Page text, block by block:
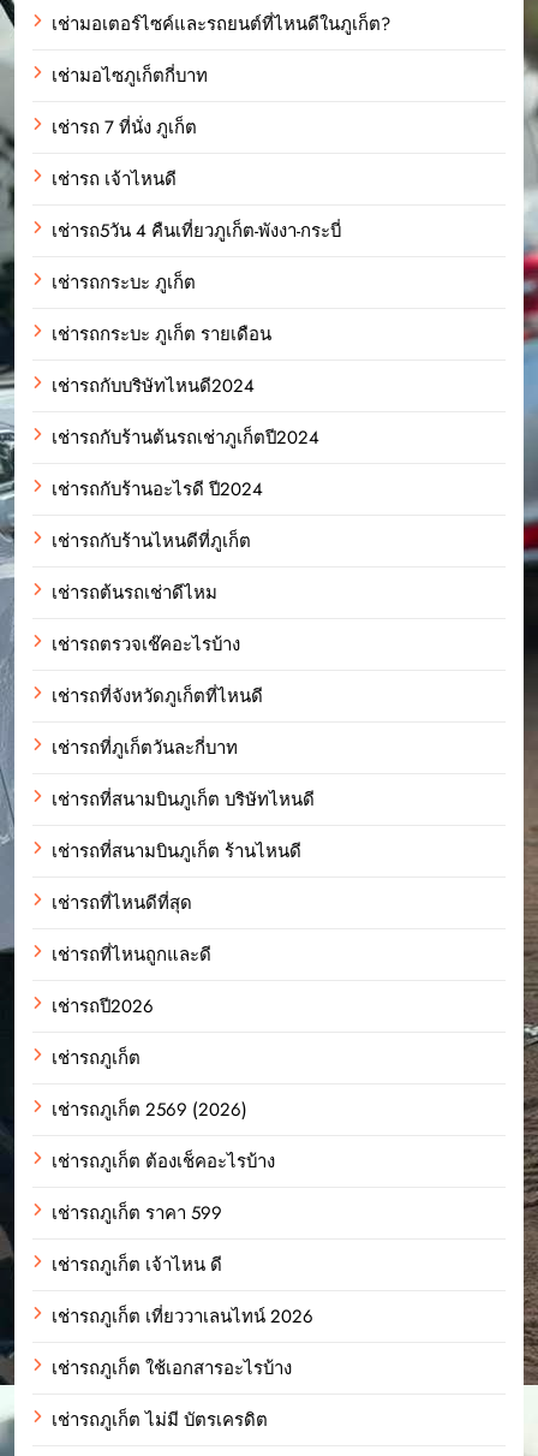
เช่ามอเตอร์ไซค์และรถยนต์ที่ไหนดีในภูเก็ต?
เช่ามอไซภูเก็ตกี่บาท
เช่ารถ 7 ที่นั่ง ภูเก็ต
เช่ารถ เจ้าไหนดี
เช่ารถ5วัน 4 คืนเที่ยวภูเก็ต-พังงา-กระบี่
เช่ารถกระบะ ภูเก็ต
เช่ารถกระบะ ภูเก็ต รายเดือน
เช่ารถกับบริษัทไหนดี2024
เช่ารถกับร้านต้นรถเช่าภูเก็ตปี2024
เช่ารถกับร้านอะไรดี ปี2024
เช่ารถกับร้านไหนดีที่ภูเก็ต
เช่ารถต้นรถเช่าดีไหม
เช่ารถตรวจเช๊คอะไรบ้าง
เช่ารถที่จังหวัดภูเก็ตที่ไหนดี
เช่ารถที่ภูเก็ตวันละกี่บาท
เช่ารถที่สนามบินภูเก็ต บริษัทไหนดี
เช่ารถที่สนามบินภูเก็ต ร้านไหนดี
เช่ารถที่ไหนดีที่สุด
เช่ารถที่ไหนถูกและดี
เช่ารถปี2026
เช่ารถภูเก็ต
เช่ารถภูเก็ต 2569 (2026)
เช่ารถภูเก็ต ต้องเช็คอะไรบ้าง
เช่ารถภูเก็ต ราคา 599
เช่ารถภูเก็ต เจ้าไหน ดี
เช่ารถภูเก็ต เที่ยววาเลนไทน์ 2026
เช่ารถภูเก็ต ใช้เอกสารอะไรบ้าง
เช่ารถภูเก็ต ไม่มี บัตรเครดิต